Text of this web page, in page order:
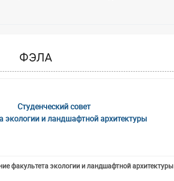
ФЭЛА
Студенческий совет
экологии и ландшафтной архитектуры
факультета экологии и ландшафтной архитектуры